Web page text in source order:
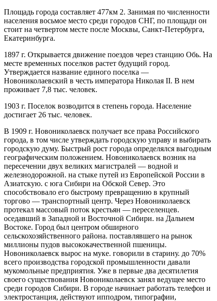
Площадь города составляет 477км 2. Занимая по численности
населения восьмое место среди городов СНГ, по площади он
стоит на четвертом месте после Москвы, Санкт-Петербурга,
Екатеринбурга.
1897 г. Открывается движение поездов через станцию Обь. На
месте временных поселков раcтет будущий город.
Утверждается название единого поселка —
Новониколаевский в честь императора Николая II. В нем
проживает 7,8 тыс. человек.
1903 г. Поселок возводится в степень города. Население
достигает 26 тыс. человек.
В 1909 г. Новониколаевск получает все права Российского
города, в том числе утверждать городскую управу и выбирать
городскую думу. Быстрый рост города определялся выгодным
географическим положением. Новониколаевск возник на
пересечении двух великих магистралей — водной и
железнодорожной. на стыке путей из Европейской России в
Азиатскую. с юга Сибири на Обской Север. Это
способствовало его быстрому превращению в крупный
торгово — транспортный центр. Через Новониколаевск
протекал массовый поток крестьян — переселенцев.
оседавший в Западной и Восточной Сибири. на Дальнем
Востоке. Город был центром обширного
сельскохозяйственного района. поставлявшего на рынок
миллионы пудов высококачественной пшеницы.
Новониколаевск вырос на муке. говорили в старину. до 70%
всего производства городской промышленности давали
мукомольные предприятия. Уже в первые два десятилетия
своего существования Новониколаевск занял ведущее место
среди городов Сибири. В городе начинает работать телефон и
электростанция, действуют ипподром, типографии,